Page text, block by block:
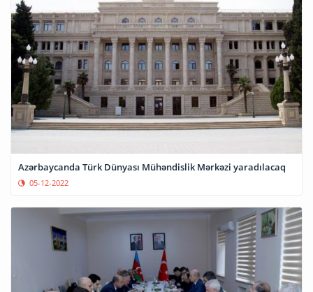
Azərbaycanda Türk Dünyası Mühəndislik Mərkəzi yaradılacaq
05-12-2022